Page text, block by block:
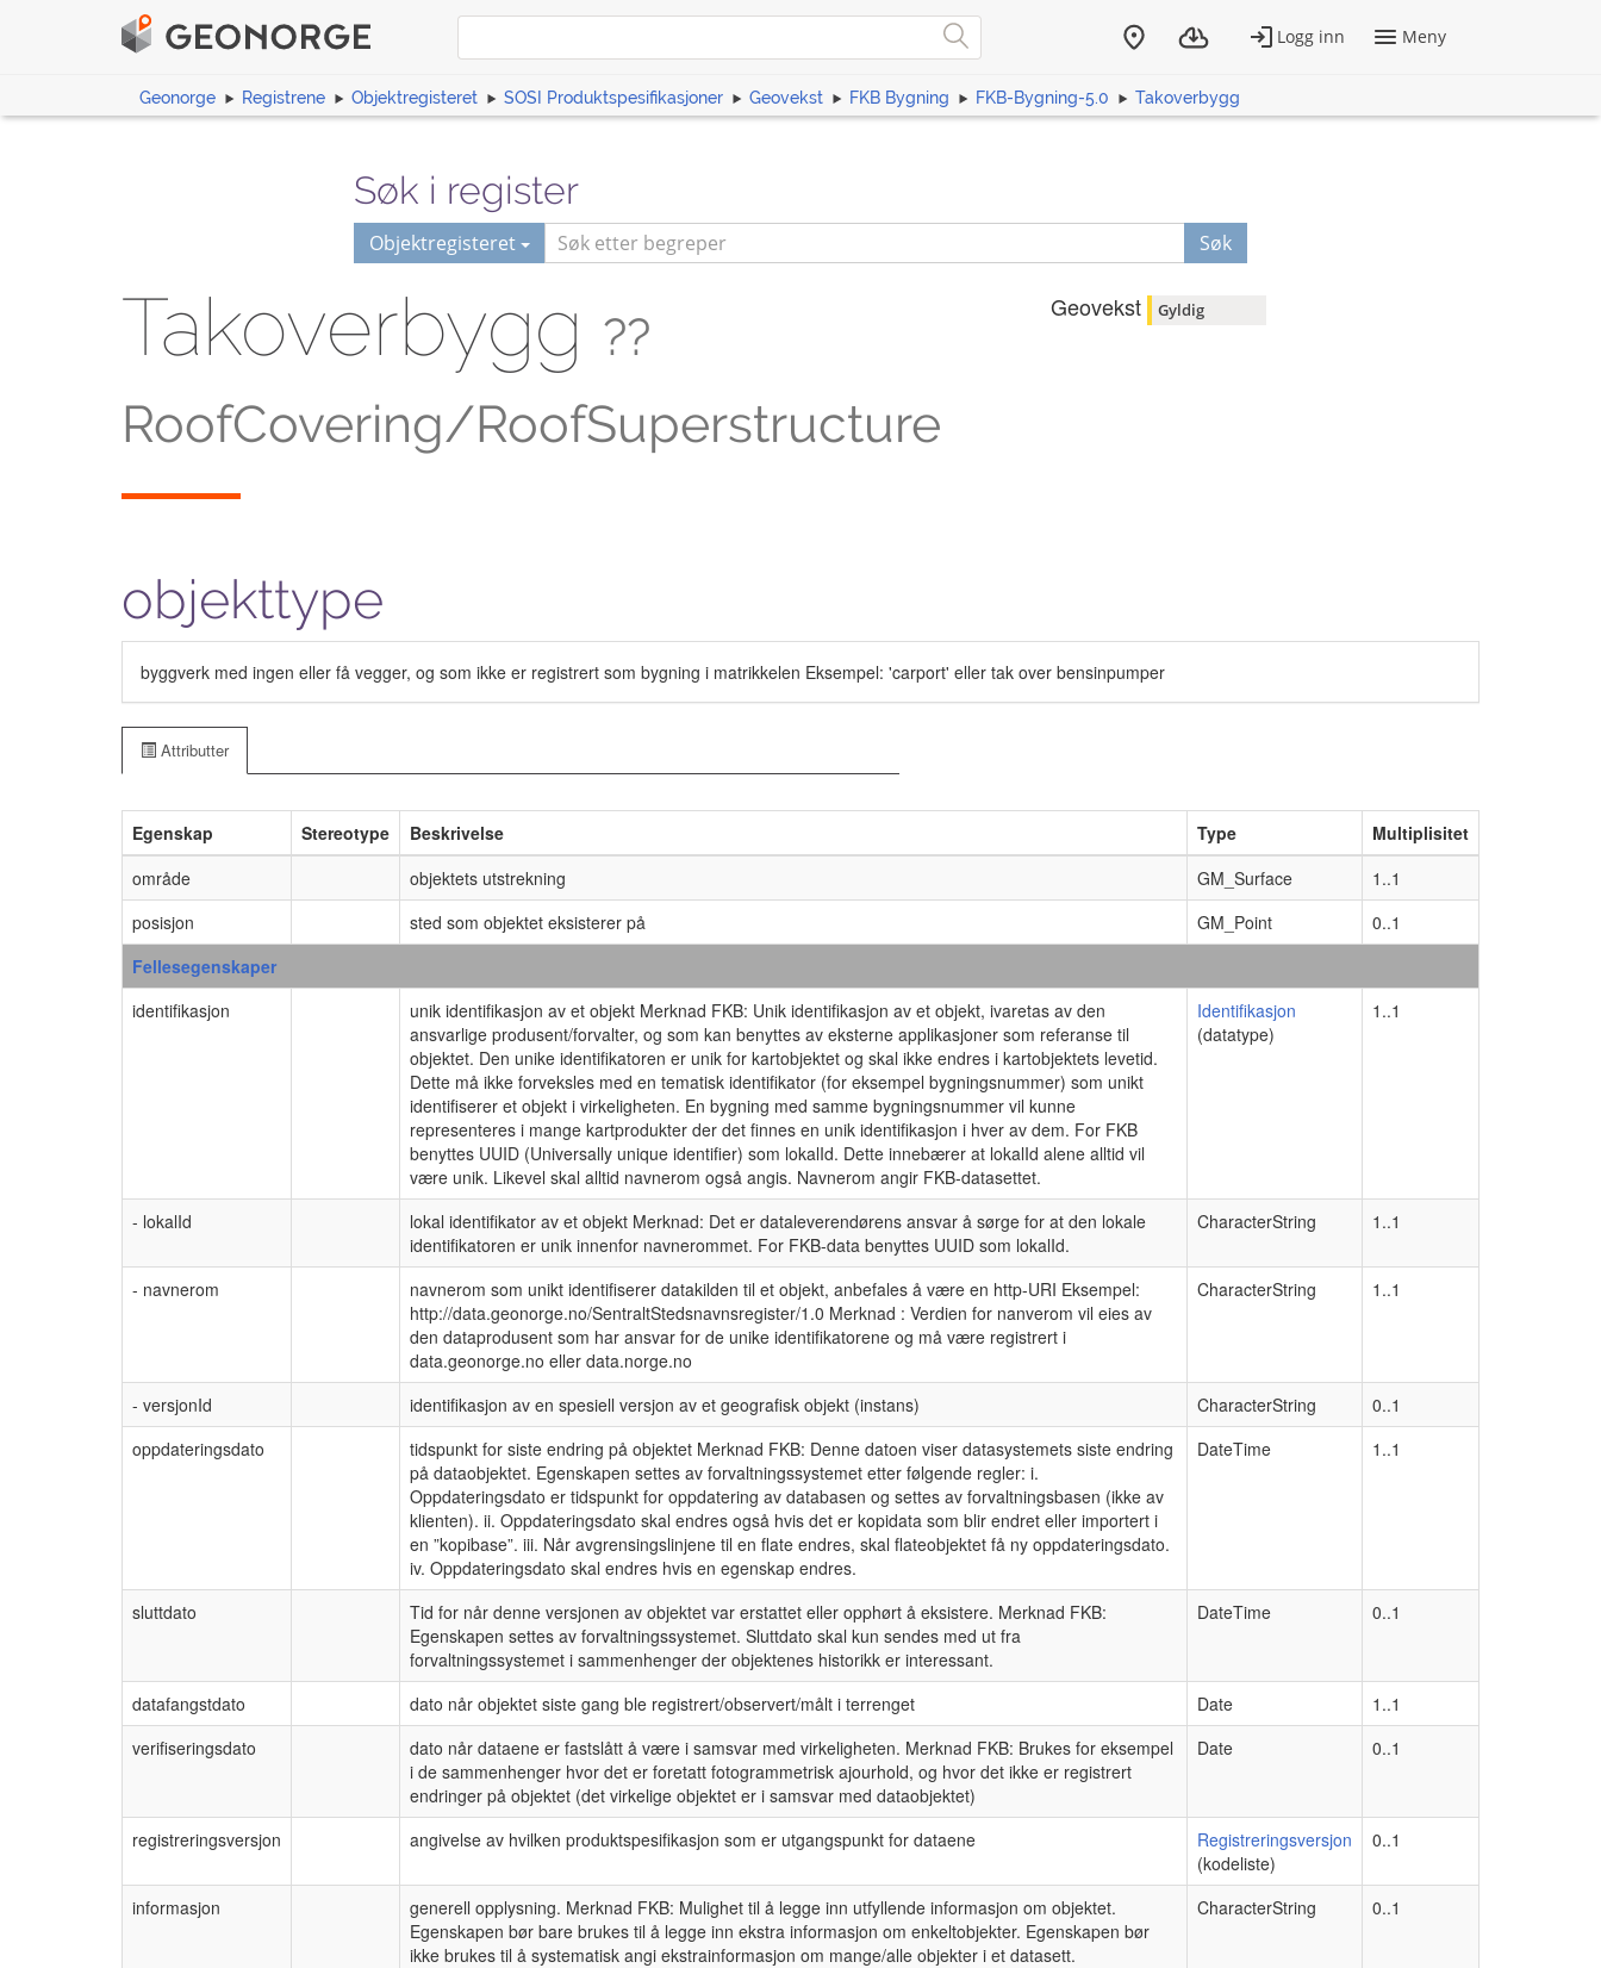
Geonorge Registrene Objektregisteret SOSI Produktspesifikasjoner Geovekst FKB Bygning FKB-Bygning-5.0 Takoverbygg
Søk i register
Objektregisteret Søk
Takoverbygg ??
RoofCovering/RoofSuperstructure
objekttype
Geovekst Gyldig
byggverk med ingen eller få vegger, og som ikke er registrert som bygning i matrikkelen Eksempel: 'carport' eller tak over bensinpumper
Attributter
Egenskap Stereotype Beskrivelse Type
Multiplisitet
område
objektets utstrekning GM_Surface
1..1
posisjon
sted som objektet eksisterer på GM_Point
0..1
Fellesegenskaper
identifikasjon
unik identifikasjon av et objekt Merknad FKB: Unik identifikasjon av et objekt, ivaretas av den
ansvarlige produsent/forvalter, og som kan benyttes av eksterne applikasjoner som referanse til
objektet. Den unike identifikatoren er unik for kartobjektet og skal ikke endres i kartobjektets levetid.
Dette må ikke forveksles med en tematisk identifikator (for eksempel bygningsnummer) som unikt
identifiserer et objekt i virkeligheten. En bygning med samme bygningsnummer vil kunne
representeres i mange kartprodukter der det finnes en unik identifikasjon i hver av dem. For FKB
benyttes UUID (Universally unique identifier) som lokalId. Dette innebærer at lokalId alene alltid vil
være unik. Likevel skal alltid navnerom også angis. Navnerom angir FKB-datasettet.
Identifikasjon
(datatype)
1..1
- lokalId
lokal identifikator av et objekt Merknad: Det er dataleverendørens ansvar å sørge for at den lokale
identifikatoren er unik innenfor navnerommet. For FKB-data benyttes UUID som lokalId.
CharacterString 1..1
- navnerom
navnerom som unikt identifiserer datakilden til et objekt, anbefales å være en http-URI Eksempel:
http://data.geonorge.no/SentraltStedsnavnsregister/1.0 Merknad : Verdien for nanverom vil eies av
den dataprodusent som har ansvar for de unike identifikatorene og må være registrert i
data.geonorge.no eller data.norge.no
CharacterString 1..1
- versjonId identifikasjon av en spesiell versjon av et geografisk objekt (instans) CharacterString
0..1
oppdateringsdato
tidspunkt for siste endring på objektet Merknad FKB: Denne datoen viser datasystemets siste endring
på dataobjektet. Egenskapen settes av forvaltningssystemet etter følgende regler: i.
Oppdateringsdato er tidspunkt for oppdatering av databasen og settes av forvaltningsbasen (ikke av
klienten). ii. Oppdateringsdato skal endres også hvis det er kopidata som blir endret eller importert i
en ”kopibase”. iii. Når avgrensingslinjene til en flate endres, skal flateobjektet få ny oppdateringsdato.
iv. Oppdateringsdato skal endres hvis en egenskap endres.
DateTime 1..1
sluttdato
Tid for når denne versjonen av objektet var erstattet eller opphørt å eksistere. Merknad FKB:
Egenskapen settes av forvaltningssystemet. Sluttdato skal kun sendes med ut fra
forvaltningssystemet i sammenhenger der objektenes historikk er interessant.
DateTime 0..1
datafangstdato dato når objektet siste gang ble registrert/observert/målt i terrenget Date
1..1
verifiseringsdato
dato når dataene er fastslått å være i samsvar med virkeligheten. Merknad FKB: Brukes for eksempel
i de sammenhenger hvor det er foretatt fotogrammetrisk ajourhold, og hvor det ikke er registrert
endringer på objektet (det virkelige objektet er i samsvar med dataobjektet)
Date 0..1
registreringsversjon angivelse av hvilken produktspesifikasjon som er utgangspunkt for dataene
Registreringsversjon
(kodeliste)
0..1
informasjon
generell opplysning. Merknad FKB: Mulighet til å legge inn utfyllende informasjon om objektet.
Egenskapen bør bare brukes til å legge inn ekstra informasjon om enkeltobjekter. Egenskapen bør
ikke brukes til å systematisk angi ekstrainformasjon om mange/alle objekter i et datasett.
CharacterString 0..1